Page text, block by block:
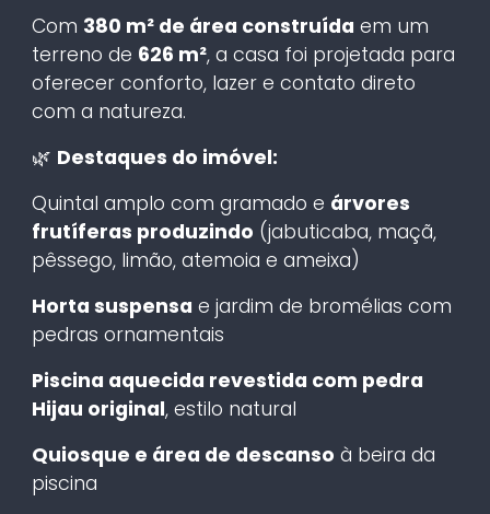
Com 380 m² de área construída em um
terreno de 626 m², a casa foi projetada para
oferecer conforto, lazer e contato direto
com a natureza.
🌿 Destaques do imóvel:
Quintal amplo com gramado e árvores
frutíferas produzindo (jabuticaba, maçã,
pêssego, limão, atemoia e ameixa)
Horta suspensa e jardim de bromélias com
pedras ornamentais
Piscina aquecida revestida com pedra
Hijau original, estilo natural
Quiosque e área de descanso à beira da
piscina